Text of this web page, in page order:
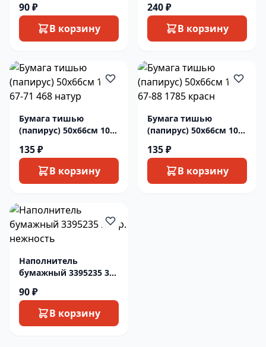
90 ₽
В корзину
аквамар
240 ₽
В корзину
Бумага тишью
(папирус) 50х66см 10л
135 ₽
В корзину
Бумага тишью
(папирус) 50х66см 10л
135 ₽
В корзину
Наполнитель
бумажный 3395235 30
90 ₽
В корзину